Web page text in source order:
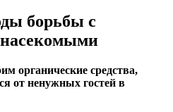
борьбы с
органические средства,
от ненужных гостей в